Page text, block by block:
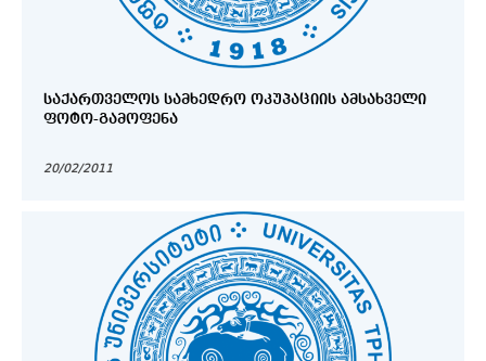
ᲡᲐᲥᲐᲠᲗᲕᲔᲚᲝᲡ ᲡᲐᲛᲮᲔᲓᲠᲝ ᲝᲙᲣᲞᲐᲪᲘᲘᲡ ᲐᲛᲡᲐᲮᲕᲔᲚᲘ
ᲤᲝᲢᲝ-ᲒᲐᲛᲝᲤᲔᲜᲐ
20/02/2011